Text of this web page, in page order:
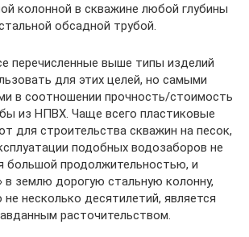
колонной в скважине любой глубины
обсадной трубой.
перечисленные выше типы изделий
для этих целей, но самыми
в соотношении прочность/стоимость
из НПВХ. Чаще всего пластиковые
для строительства скважин на песок,
подобных водозаборов не
большой продолжительностью, и
в землю дорогую стальную колонну,
не несколько десятилетий, является
расточительством.